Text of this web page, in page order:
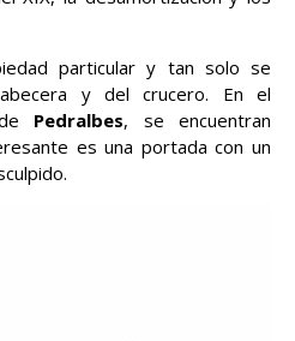
particular y tan solo se
y del crucero. En el
Pedralbes, se encuentran
es una portada con un